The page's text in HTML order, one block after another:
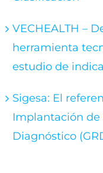
VECHEALTH –
herramienta
estudio de
Sigesa: El
Implantación de
Diagnóstico